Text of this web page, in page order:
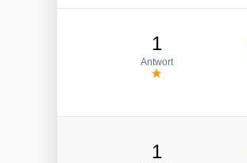
1
Antwort
1